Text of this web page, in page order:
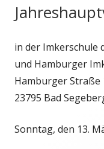
in der Imkerschule
und Hamburger
Hamburger Straße
23795 Bad
Sonntag, den 13.